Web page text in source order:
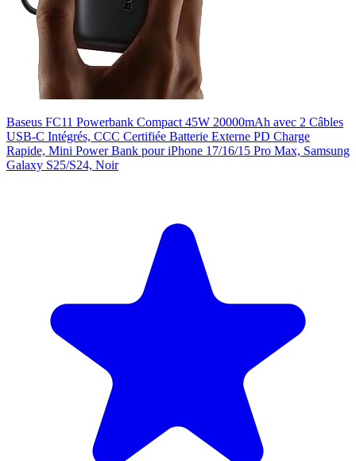
Baseus FC11 Powerbank Compact 45W 20000mAh avec 2 Câbles
USB-C Intégrés, CCC Certifiée Batterie Externe PD Charge
Rapide, Mini Power Bank pour iPhone 17/16/15 Pro Max, Samsung
Galaxy S25/S24, Noir